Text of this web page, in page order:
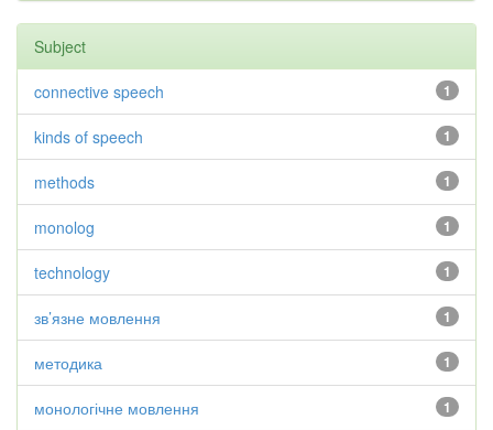
Subject
1
connective speech
1
kinds of speech
1
methods
1
monolog
1
technology
1
зв’язне мовлення
1
методика
1
монологічне мовлення